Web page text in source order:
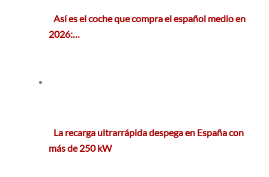
Así es el coche que compra el español medio en
2026:…
La recarga ultrarrápida despega en España con
más de 250 kW